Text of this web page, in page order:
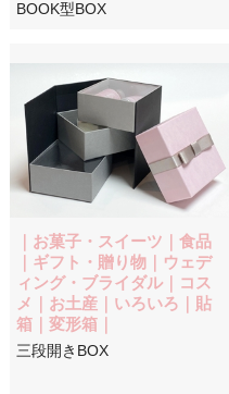
BOOK型BOX
｜お菓子・スイーツ｜食品
｜ギフト・贈り物｜ウェデ
ィング・ブライダル｜コス
メ｜お土産｜いろいろ｜貼
箱｜変形箱｜
三段開きBOX